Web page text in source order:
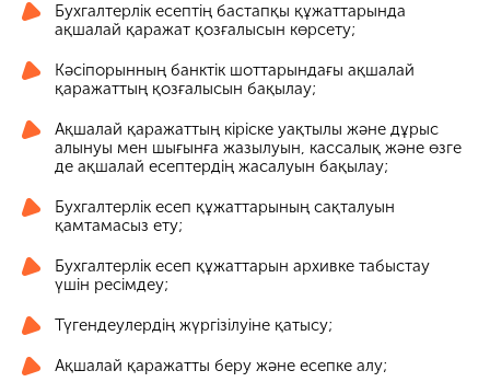
Бухгалтерлік есептің бастапқы құжаттарында
ақшалай қаражат қозғалысын көрсету;
Кәсіпорынның банктік шоттарындағы ақшалай
қаражаттың қозғалысын бақылау;
Ақшалай қаражаттың кіріске уақтылы және дұрыс
алынуы мен шығынға жазылуын, кассалық және өзге
де ақшалай есептердің жасалуын бақылау;
Бухгалтерлік есеп құжаттарының сақталуын
қамтамасыз ету;
Бухгалтерлік есеп құжаттарын архивке табыстау
үшін ресімдеу;
Түгендеулердің жүргізілуіне қатысу;
Ақшалай қаражатты беру және есепке алу;